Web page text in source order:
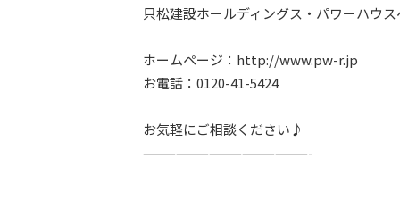
只松建設ホールディングス・パワーハウ
ホームページ：http://www.pw-r.jp
お電話：0120-41-5424
お気軽にご相談ください♪
———————————————-